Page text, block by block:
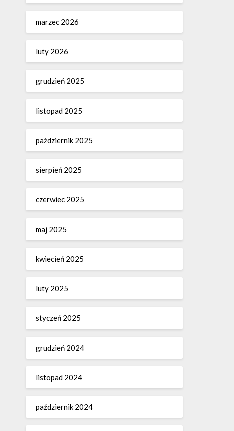
marzec 2026
luty 2026
grudzień 2025
listopad 2025
październik 2025
sierpień 2025
czerwiec 2025
maj 2025
kwiecień 2025
luty 2025
styczeń 2025
grudzień 2024
listopad 2024
październik 2024